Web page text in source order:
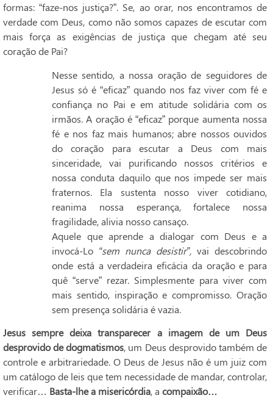
formas: “faze-nos justiça?”. Se, ao orar, nos encontramos de
verdade com Deus, como não somos capazes de escutar com
mais força as exigências de justiça que chegam até seu
coração de Pai?
Nesse sentido, a nossa oração de seguidores de
Jesus só é “eficaz” quando nos faz viver com fé e
confiança no Pai e em atitude solidária com os
irmãos. A oração é “eficaz” porque aumenta nossa
fé e nos faz mais humanos; abre nossos ouvidos
do coração para escutar a Deus com mais
sinceridade, vai purificando nossos critérios e
nossa conduta daquilo que nos impede ser mais
fraternos. Ela sustenta nosso viver cotidiano,
reanima nossa esperança, fortalece nossa
fragilidade, alivia nosso cansaço.
Aquele que aprende a dialogar com Deus e a
invocá-Lo “sem nunca desistir”, vai descobrindo
onde está a verdadeira eficácia da oração e para
quê “serve” rezar. Simplesmente para viver com
mais sentido, inspiração e compromisso. Oração
sem presença solidária é vazia.
Jesus sempre deixa transparecer a imagem de um Deus
desprovido de dogmatismos, um Deus desprovido também de
controle e arbitrariedade. O Deus de Jesus não é um juiz com
um catálogo de leis que tem necessidade de mandar, controlar,
verificar… Basta-lhe a misericórdia, a compaixão…